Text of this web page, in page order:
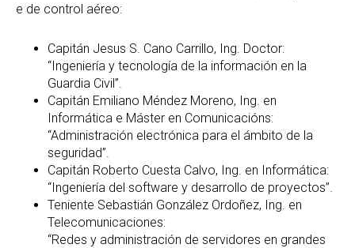
e de control aéreo:
Capitán Jesus S. Cano Carrillo, Ing. Doctor:
“Ingeniería y tecnología de la información en la
Guardia Civil”.
Capitán Emiliano Méndez Moreno, Ing. en
Informática e Máster en Comunicacións:
“Administración electrónica para el ámbito de la
seguridad”.
Capitán Roberto Cuesta Calvo, Ing. en Informática:
“Ingeniería del software y desarrollo de proyectos”.
Teniente Sebastián González Ordoñez, Ing. en
Telecomunicaciones:
“Redes y administración de servidores en grandes